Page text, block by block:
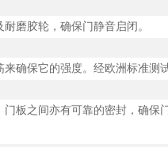
磨胶轮，确保门静音启闭。
确保它的强度。经欧洲标准测
板之间亦有可靠的密封，确保